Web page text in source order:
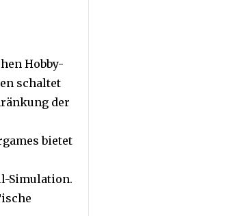
Hobby-
schaltet
der
bietet
Simulation.